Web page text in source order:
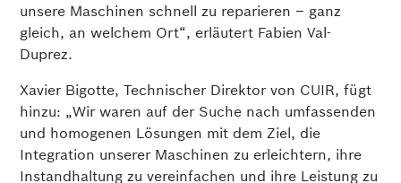
unsere Maschinen schnell zu reparieren – ganz
gleich, an welchem Ort“, erläutert Fabien Val-
Duprez.
Xavier Bigotte, Technischer Direktor von CUIR, fügt
hinzu: „Wir waren auf der Suche nach umfassenden
und homogenen Lösungen mit dem Ziel, die
Integration unserer Maschinen zu erleichtern, ihre
Instandhaltung zu vereinfachen und ihre Leistung zu